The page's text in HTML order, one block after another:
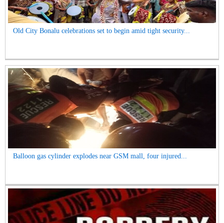
Old City Bonalu celebrations set to begin amid tight security...
Balloon gas cylinder explodes near GSM mall, four injured...